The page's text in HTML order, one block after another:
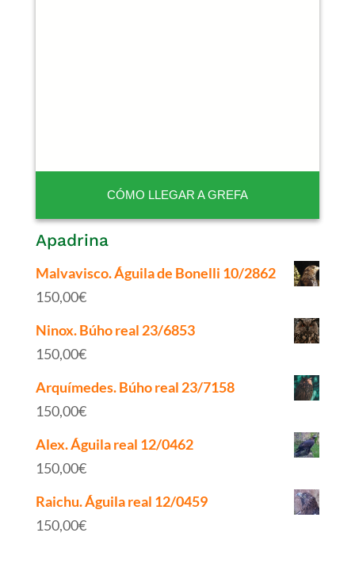
CÓMO LLEGAR A GREFA
Apadrina
Malvavisco. Águila de Bonelli 10/2862
150,00€
Ninox. Búho real 23/6853
150,00€
Arquímedes. Búho real 23/7158
150,00€
Alex. Águila real 12/0462
150,00€
Raichu. Águila real 12/0459
150,00€